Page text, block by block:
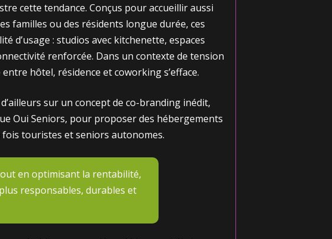
cette tendance. Conçus pour accueillir aussi
familles ou des résidents longue durée, ces
d’usage : studios avec kitchenette, espaces
renforcée. Dans un contexte de tension
hôtel, résidence et coworking s’efface.
sur un concept de co-branding inédit,
Oui Seniors, pour proposer des hébergements
touristes et seniors autonomes.
en optimisant la rentabilité,
responsables, durables et